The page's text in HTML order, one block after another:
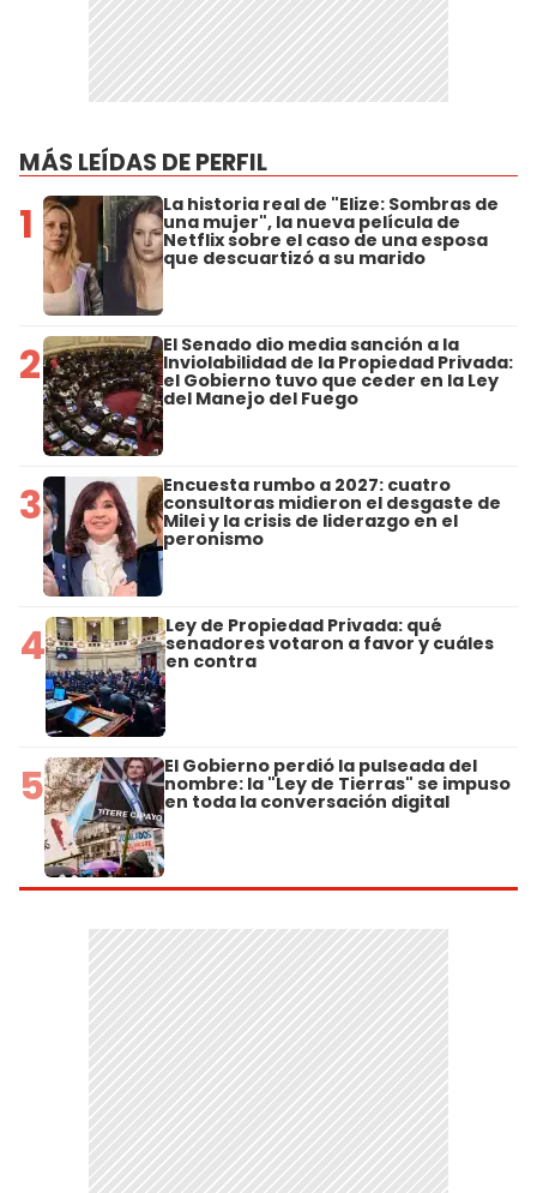
MÁS LEÍDAS DE PERFIL
1 La historia real de "Elize: Sombras de
una mujer", la nueva película de
Netflix sobre el caso de una esposa
que descuartizó a su marido
2 El Senado dio media sanción a la
Inviolabilidad de la Propiedad Privada:
el Gobierno tuvo que ceder en la Ley
del Manejo del Fuego
3 Encuesta rumbo a 2027: cuatro
consultoras midieron el desgaste de
Milei y la crisis de liderazgo en el
peronismo
4 Ley de Propiedad Privada: qué
senadores votaron a favor y cuáles
en contra
5 El Gobierno perdió la pulseada del
nombre: la "Ley de Tierras" se impuso
en toda la conversación digital